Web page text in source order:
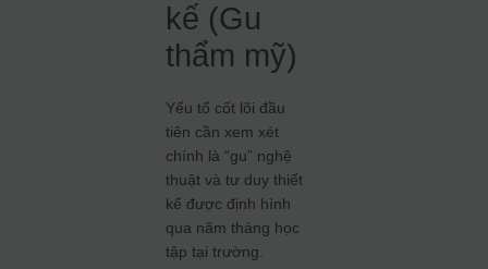
kế (Gu
thẩm mỹ)
Yếu tố cốt lõi đầu
tiên cần xem xét
chính là “gu” nghệ
thuật và tư duy thiết
kế được định hình
qua năm tháng học
tập tại trường.